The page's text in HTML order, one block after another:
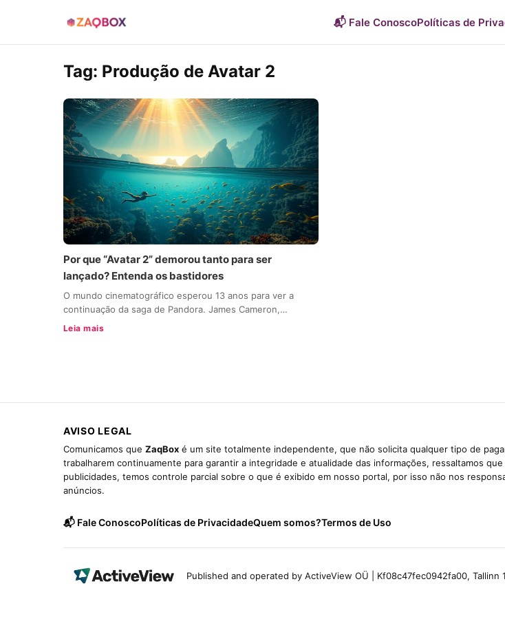
📬 Fale ConoscoPolíticas de
Tag: Produção de Avatar 2
Por que “Avatar 2” demorou tanto para ser
lançado? Entenda os bastidores
O mundo cinematográfico esperou 13 anos para ver a
continuação da saga de Pandora. James Cameron,…
Leia mais
AVISO LEGAL
Comunicamos que ZaqBox é um site totalmente independente, que não solicita qualquer tipo de
trabalharem continuamente para garantir a integridade e atualidade das informações, ressaltamos
publicidades, temos controle parcial sobre o que é exibido em nosso portal, por isso não nos
anúncios.
📬 Fale ConoscoPolíticas de PrivacidadeQuem somos?Termos de Uso
Published and operated by ActiveView OÜ | Kf08c47fec0942fa00, Tallinn